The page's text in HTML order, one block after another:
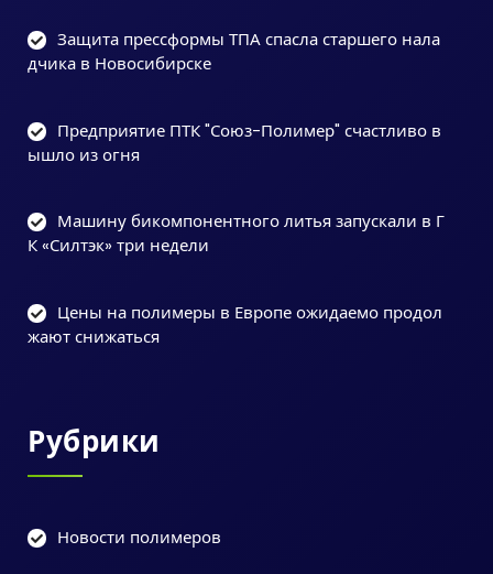
Защита прессформы ТПА спасла старшего нала
дчика в Новосибирске
Предприятие ПТК "Союз-Полимер" счастливо в
ышло из огня
Машину бикомпонентного литья запускали в Г
К «Силтэк» три недели
Цены на полимеры в Европе ожидаемо продол
жают снижаться
Рубрики
Новости полимеров